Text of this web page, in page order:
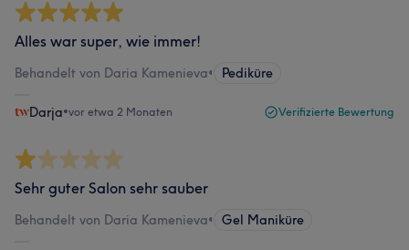
Alles war super, wie immer!
Behandelt von Daria Kamenieva• Pediküre
Darja•vor etwa 2 Monaten Verifizierte Bewertung
Sehr guter Salon sehr sauber
Behandelt von Daria Kamenieva• Gel Maniküre